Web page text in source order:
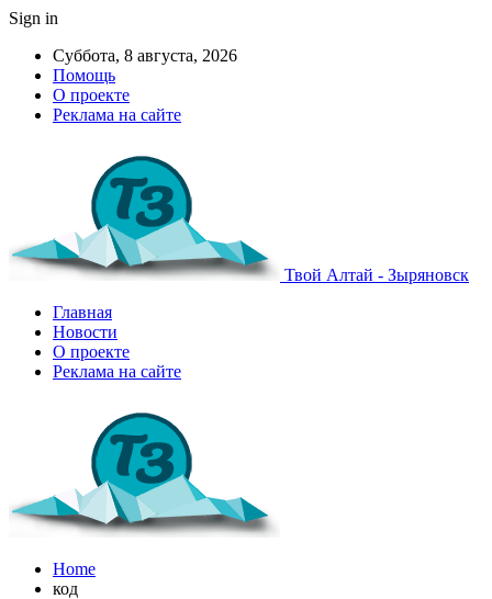
Sign in
Суббота, 8 августа, 2026
Помощь
О проекте
Реклама на сайте
Твой Алтай - Зыряновск
Главная
Новости
О проекте
Реклама на сайте
Home
код